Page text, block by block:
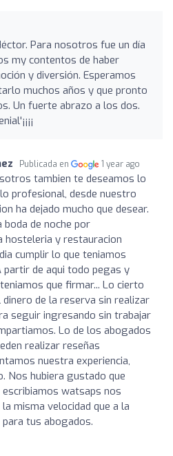
Para nosotros fue un día
my contentos de haber
y diversión. Esperamos
muchos años y que pronto
Un fuerte abrazo a los dos.
Publicada en 1 year ago
tambien te deseamos lo
profesional, desde nuestro
ha dejado mucho que desear.
boda de noche por
hosteleria y restauracion
cumplir lo que teniamos
de aqui todo pegas y
que firmar... Lo cierto
de la reserva sin realizar
seguir ingresando sin trabajar
Lo de los abogados
realizar reseñas
nuestra experiencia,
Nos hubiera gustado que
watsaps nos
misma velocidad que a la
tus abogados.